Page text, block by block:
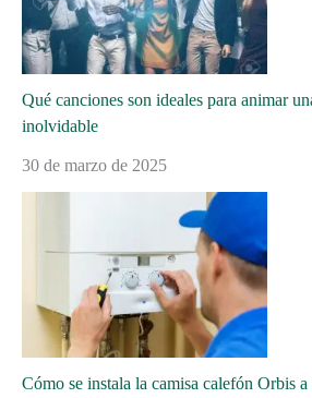
Qué canciones son ideales para animar
inolvidable
30 de marzo de 2025
Cómo se instala la camisa calefón Orbis a